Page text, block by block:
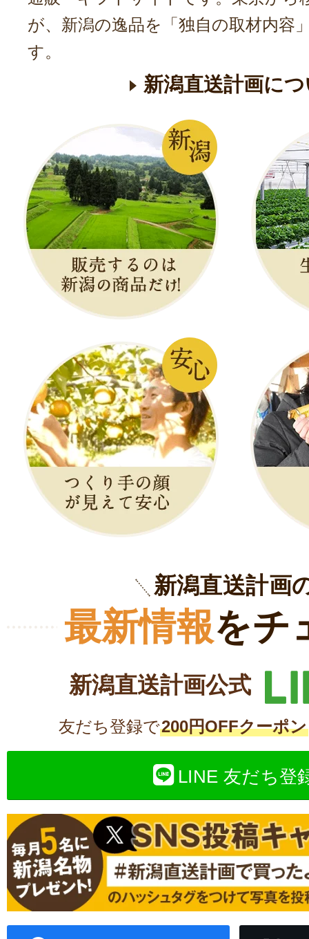
が、新潟の逸品を「独自の取材内容
す。
新潟直送計画に
新潟直送計画
最新情報をチ
新潟直送計画公式
友だち登録で200円OFFクーポン
LINE 友だち登